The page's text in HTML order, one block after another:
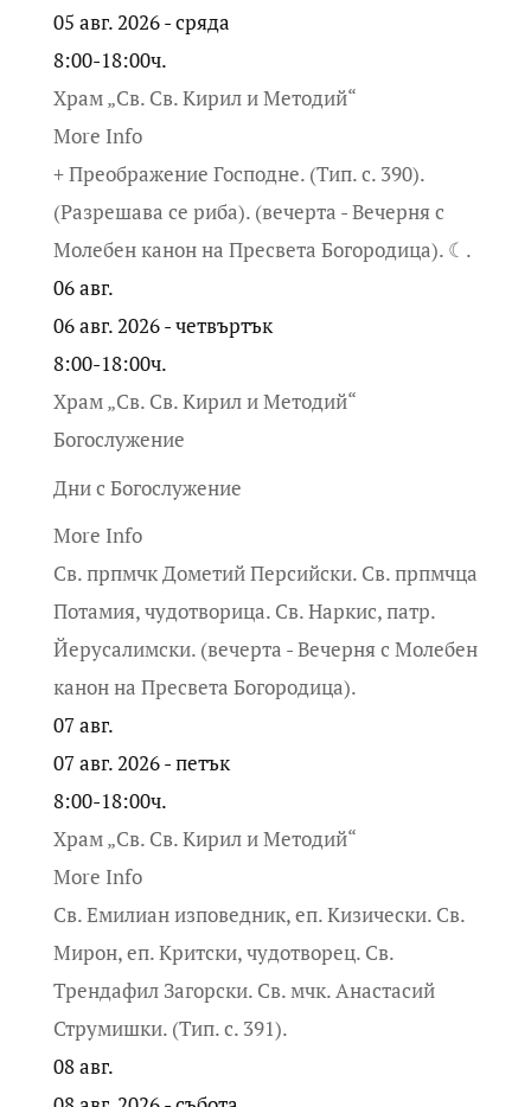
05 авг. 2026 - сряда
8:00-18:00ч.
Храм „Св. Св. Кирил и Методий“
More Info
+ Преображение Господне. (Тип. с. 390).
(Разрешава се риба). (вечерта - Вечерня с
Молебен канон на Пресвета Богородица). ☾.
06авг.
06 авг. 2026 - четвъртък
8:00-18:00ч.
Храм „Св. Св. Кирил и Методий“
Богослужение
Дни с Богослужение
More Info
Св. прпмчк Дометий Персийски. Св. прпмчца
Потамия, чудотворица. Св. Наркис, патр.
Йерусалимски. (вечерта - Вечерня с Молебен
канон на Пресвета Богородица).
07 авг.
07 авг. 2026 - петък
8:00-18:00ч.
Храм „Св. Св. Кирил и Методий“
More Info
Св. Емилиан изповедник, еп. Кизически. Св.
Мирон, еп. Критски, чудотворец. Св.
Трендафил Загорски. Св. мчк. Анастасий
Струмишки. (Тип. с. 391).
08авг.